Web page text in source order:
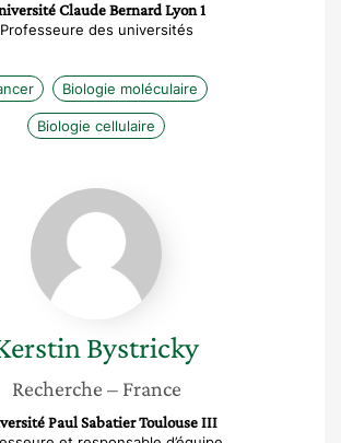
Claude Bernard Lyon 1
Professeure des universités
Biologie moléculaire
Biologie cellulaire
Kerstin
Bystricky
Bystricky
Recherche – France
Paul Sabatier Toulouse III